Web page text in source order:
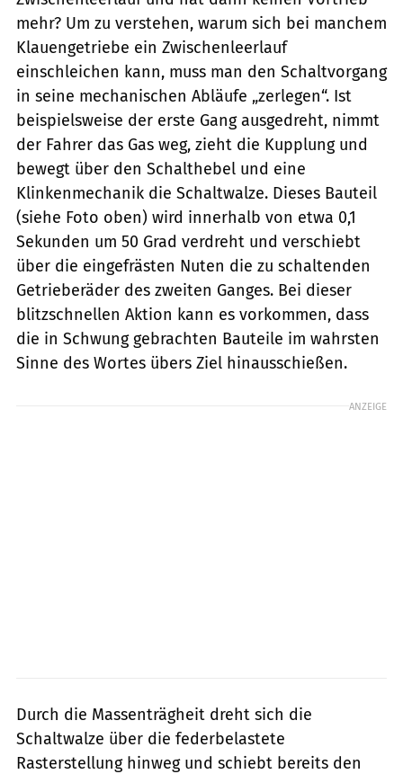
mehr? Um zu verstehen, warum sich bei manchem
Klauengetriebe ein Zwischenleerlauf
einschleichen kann, muss man den Schaltvorgang
in seine mechanischen Abläufe „zerlegen“. Ist
beispielsweise der erste Gang ausgedreht, nimmt
der Fahrer das Gas weg, zieht die Kupplung und
bewegt über den Schalthebel und eine
Klinkenmechanik die Schaltwalze. Dieses Bauteil
(siehe Foto oben) wird innerhalb von etwa 0,1
Sekunden um 50 Grad verdreht und verschiebt
über die eingefrästen Nuten die zu schaltenden
Getrieberäder des zweiten Ganges. Bei dieser
blitzschnellen Aktion kann es vorkommen, dass
die in Schwung gebrachten Bauteile im wahrsten
Sinne des Wortes übers Ziel hinausschießen.
ANZEIGE
Durch die Massenträgheit dreht sich die
Schaltwalze über die federbelastete
Rasterstellung hinweg und schiebt bereits den